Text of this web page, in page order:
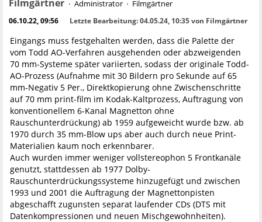
Filmgärtner Administrator Filmgärtner
06.10.22, 09:56 Letzte Bearbeitung: 04.05.24, 10:35 von Filmgärtner
Eingangs muss festgehalten werden, dass die Palette der
vom Todd AO-Verfahren ausgehenden oder abzweigenden
70 mm-Systeme später variierten, sodass der originale Todd-
AO-Prozess (Aufnahme mit 30 Bildern pro Sekunde auf 65
mm-Negativ 5 Per., Direktkopierung ohne Zwischenschritte
auf 70 mm print-film im Kodak-Kaltprozess, Auftragung von
konventionellem 6-Kanal Magnetton ohne
Rauschunterdrückung) ab 1959 aufgeweicht wurde bzw. ab
1970 durch 35 mm-Blow ups aber auch durch neue Print-
Materialien kaum noch erkennbarer.
Auch wurden immer weniger vollstereophon 5 Frontkanäle
genutzt, stattdessen ab 1977 Dolby-
Rauschunterdrückungssysteme hinzugefügt und zwischen
1993 und 2001 die Auftragung der Magnettonpisten
abgeschafft zugunsten separat laufender CDs (DTS mit
Datenkompressionen und neuen Mischgewohnheiten).